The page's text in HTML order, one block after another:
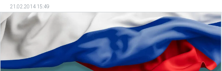
21.02.2014 15:49